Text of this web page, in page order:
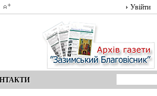
Увійти